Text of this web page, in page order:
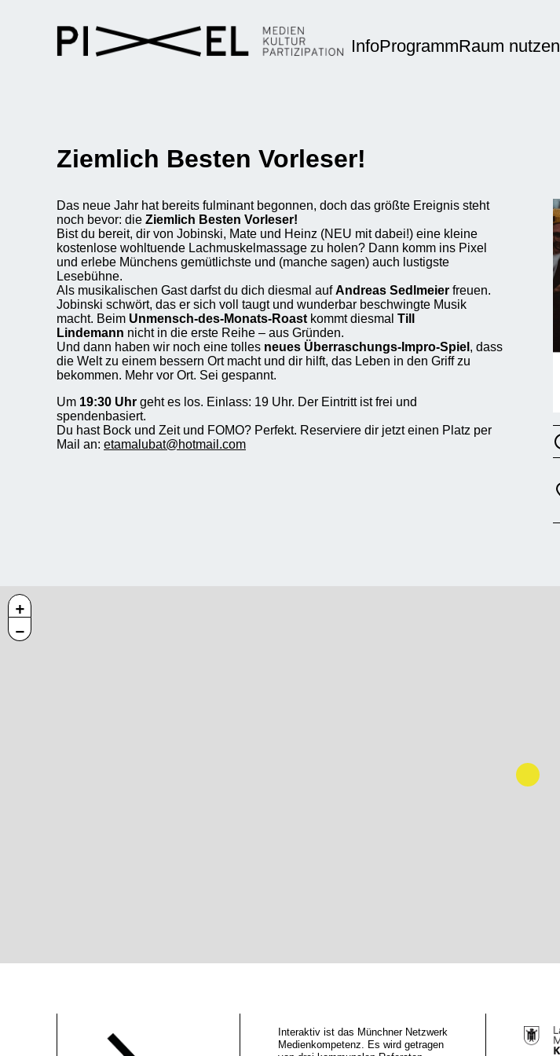
InfoProgrammRaum nutzen
Ziemlich Besten Vorleser!
Das neue Jahr hat bereits fulminant begonnen, doch das größte Ereignis steht
noch bevor: die Ziemlich Besten Vorleser!
Bist du bereit, dir von Jobinski, Mate und Heinz (NEU mit dabei!) eine kleine
kostenlose wohltuende Lachmuskelmassage zu holen? Dann komm ins Pixel
und erlebe Münchens gemütlichste und (manche sagen) auch lustigste
Lesebühne.
Als musikalischen Gast darfst du dich diesmal aufAndreas Sedlmeier freuen.
Jobinski schwört, das er sich voll taugt und wunderbar beschwingte Musik
macht. Beim Unmensch-des-Monats-Roast kommt diesmal Till
Lindemann nicht in die erste Reihe – aus Gründen.
Und dann haben wir noch eine tolles neues Überraschungs-Impro-Spiel , dass
die Welt zu einem bessern Ort macht und dir hilft, das Leben in den Griff zu
bekommen. Mehr vor Ort. Sei gespannt.
Um 19:30 Uhr geht es los. Einlass: 19 Uhr. Der Eintritt ist frei und
spendenbasiert.
Du hast Bock und Zeit und FOMO? Perfekt. Reserviere dir jetzt einen Platz per
Mail an: etamalubat@hotmail.com
+
−
Interaktiv ist das Münchner Netzwerk
Medienkompetenz. Es wird getragen